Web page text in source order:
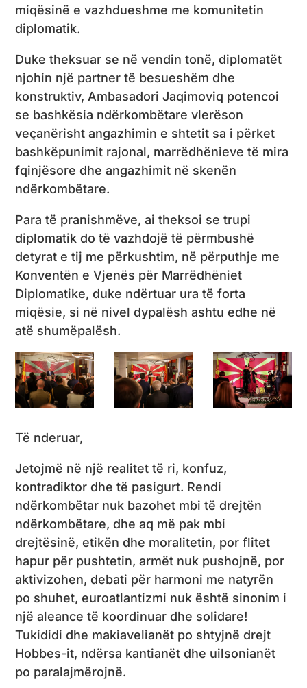
miqësinë e vazhdueshme me komunitetin
diplomatik.
Duke theksuar se në vendin tonë, diplomatët
njohin një partner të besueshëm dhe
konstruktiv, Ambasadori Jaqimoviq potencoi
se bashkësia ndërkombëtare vlerëson
veçanërisht angazhimin e shtetit sa i përket
bashkëpunimit rajonal, marrëdhënieve të mira
fqinjësore dhe angazhimit në skenën
ndërkombëtare.
Para të pranishmëve, ai theksoi se trupi
diplomatik do të vazhdojë të përmbushë
detyrat e tij me përkushtim, në përputhje me
Konventën e Vjenës për Marrëdhëniet
Diplomatike, duke ndërtuar ura të forta
miqësie, si në nivel dypalësh ashtu edhe në
atë shumëpalësh.
Të nderuar,
Jetojmë në një realitet të ri, konfuz,
kontradiktor dhe të pasigurt. Rendi
ndërkombëtar nuk bazohet mbi të drejtën
ndërkombëtare, dhe aq më pak mbi
drejtësinë, etikën dhe moralitetin, por flitet
hapur për pushtetin, armët nuk pushojnë, por
aktivizohen, debati për harmoni me natyrën
po shuhet, euroatlantizmi nuk është sinonim i
një aleance të koordinuar dhe solidare!
Tukididi dhe makiavelianët po shtyjnë drejt
Hobbes-it, ndërsa kantianët dhe uilsonianët
po paralajmërojnë.